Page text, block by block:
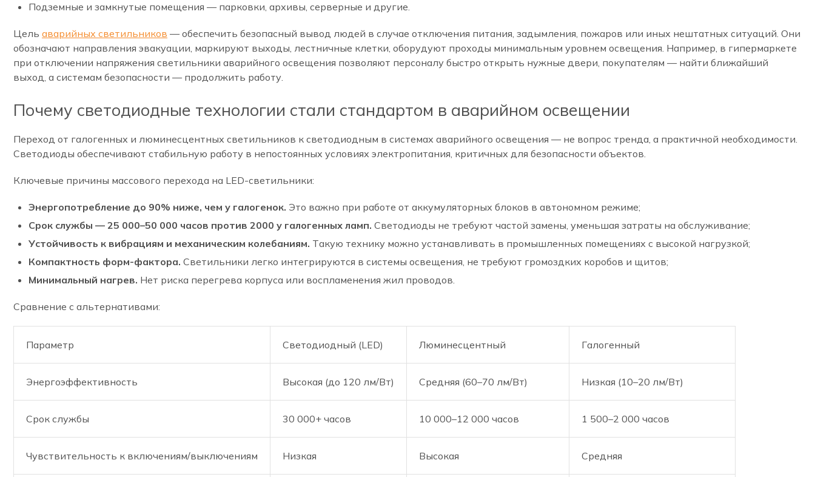
Подземные и замкнутые помещения — парковки, архивы, серверные и другие.
Цель аварийных светильников — обеспечить безопасный вывод людей в случае отключения питания, задымления, пожаров или иных нештатных ситуаций. Они
обозначают направления эвакуации, маркируют выходы, лестничные клетки, оборудуют проходы минимальным уровнем освещения. Например, в гипермаркете
при отключении напряжения светильники аварийного освещения позволяют персоналу быстро открыть нужные двери, покупателям — найти ближайший
выход, а системам безопасности — продолжить работу.
Почему светодиодные технологии стали стандартом в аварийном освещении
Переход от галогенных и люминесцентных светильников к светодиодным в системах аварийного освещения — не вопрос тренда, а практичной необходимости.
Светодиоды обеспечивают стабильную работу в непостоянных условиях электропитания, критичных для безопасности объектов.
Ключевые причины массового перехода на LED-светильники:
Энергопотребление до 90% ниже, чем у галогенок. Это важно при работе от аккумуляторных блоков в автономном режиме;
Срок службы — 25 000–50 000 часов против 2000 у галогенных ламп. Светодиоды не требуют частой замены, уменьшая затраты на обслуживание;
Устойчивость к вибрациям и механическим колебаниям. Такую технику можно устанавливать в промышленных помещениях с высокой нагрузкой;
Компактность форм-фактора. Светильники легко интегрируются в системы освещения, не требуют громоздких коробов и щитов;
Минимальный нагрев. Нет риска перегрева корпуса или воспламенения жил проводов.
Сравнение с альтернативами:
Параметр Светодиодный (LED) Люминесцентный Галогенный
Энергоэффективность Высокая (до 120 лм/Вт) Средняя (60–70 лм/Вт) Низкая (10–20 лм/Вт)
Срок службы 30 000+ часов 10 000–12 000 часов 1 500–2 000 часов
Чувствительность к включениям/выключениям Низкая Высокая Средняя